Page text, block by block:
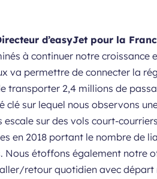
d’easyJet pour la
à continuer notre
va permettre de connecter la
transporter 2,4 millions de
clé sur lequel nous observons
sur des vols court-
en 2018 portant le nombre de
Nous étoffons également notre
retour quotidien avec départ